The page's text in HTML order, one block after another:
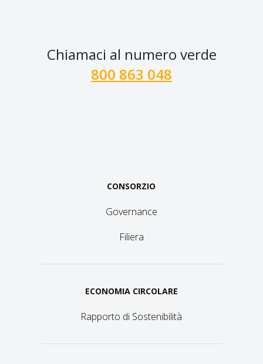
Chiamaci al numero verde
800 863 048
CONSORZIO
Governance
Filiera
ECONOMIA CIRCOLARE
Rapporto di Sostenibilità